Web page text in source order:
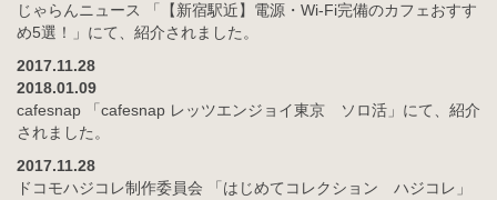
じゃらんニュース 「【新宿駅近】電源・Wi-Fi完備のカフェおすす
め5選！」にて、紹介されました。
2017.11.28
2018.01.09
cafesnap 「cafesnap レッツエンジョイ東京 ソロ活」にて、紹介
されました。
2017.11.28
ドコモハジコレ制作委員会 「はじめてコレクション ハジコレ」